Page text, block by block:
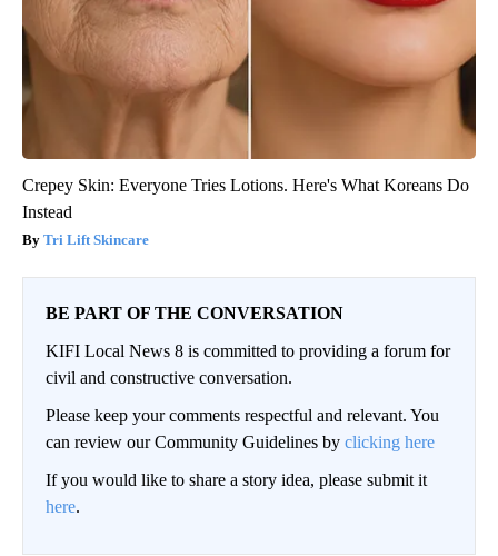
Crepey Skin: Everyone Tries Lotions. Here's What Koreans Do
Instead
Tri Lift Skincare
BE PART OF THE CONVERSATION
KIFI Local News 8 is committed to providing a forum for
civil and constructive conversation.
Please keep your comments respectful and relevant. You
can review our Community Guidelines by clicking here
If you would like to share a story idea, please submit it
here.